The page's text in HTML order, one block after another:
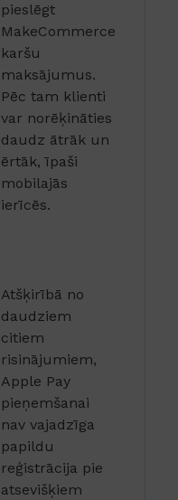
pieslēgt
MakeCommerce
karšu
maksājumus.
Pēc tam klienti
var norēķināties
daudz ātrāk un
ērtāk, īpaši
mobilajās
ierīcēs.
Atšķirībā no
daudziem
citiem
risinājumiem,
Apple Pay
pieņemšanai
nav vajadzīga
papildu
reģistrācija pie
atsevišķiem